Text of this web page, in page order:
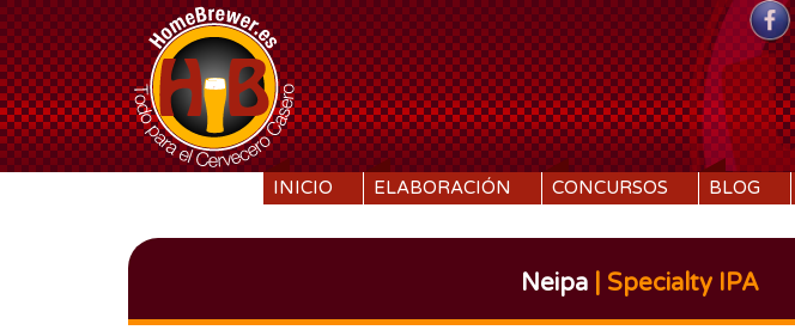
SKIP TO CONTENT
INICIO ELABORACIÓN CONCURSOS BLOG
Neipa | Specialty IPA